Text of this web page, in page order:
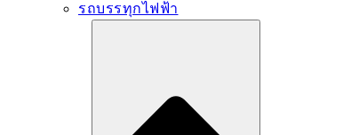
รถบรรทุกไฟฟ้า